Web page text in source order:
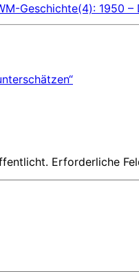
Geschichte(4): 1950 –
Erforderliche